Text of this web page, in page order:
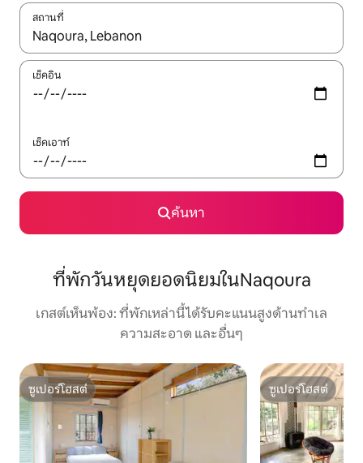
สถานที่
ใช้ลูกศรขึ้นลง หรือใช้การสัมผัสหรือปัด เพื่อสำรวจผลการค้นหา
เช็คอิน
เช็คเอาท์
ค้นหา
ที่พักวันหยุดยอดนิยมในNaqoura
เกสต์เห็นพ้อง: ที่พักเหล่านี้ได้รับคะแนนสูงด้านทำเล
ความสะอาด และอื่นๆ
ซูเปอร์โฮสต์
ซูเปอร์โฮสต์
ซูเปอร์โฮสต์
ซูเปอร์โฮสต์